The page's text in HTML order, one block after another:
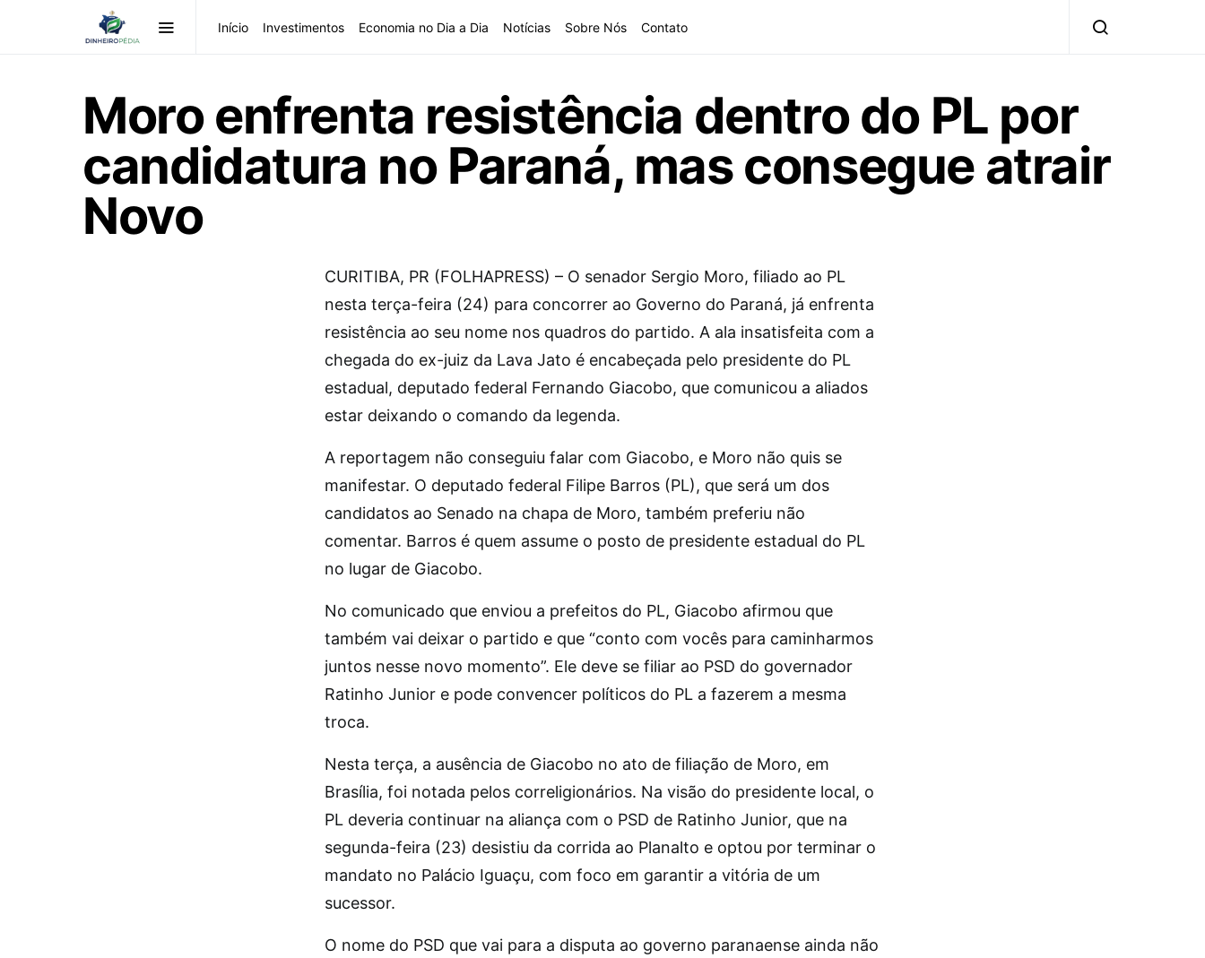
Início Investimentos Economia no Dia a Dia Notícias Sobre Nós Contato
Moro enfrenta resistência dentro do PL por
candidatura no Paraná, mas consegue atrair
Novo
CURITIBA, PR (FOLHAPRESS) – O senador Sergio Moro, filiado ao PL
nesta terça-feira (24) para concorrer ao Governo do Paraná, já enfrenta
resistência ao seu nome nos quadros do partido. A ala insatisfeita com a
chegada do ex-juiz da Lava Jato é encabeçada pelo presidente do PL
estadual, deputado federal Fernando Giacobo, que comunicou a aliados
estar deixando o comando da legenda.
A reportagem não conseguiu falar com Giacobo, e Moro não quis se
manifestar. O deputado federal Filipe Barros (PL), que será um dos
candidatos ao Senado na chapa de Moro, também preferiu não
comentar. Barros é quem assume o posto de presidente estadual do PL
no lugar de Giacobo.
No comunicado que enviou a prefeitos do PL, Giacobo afirmou que
também vai deixar o partido e que “conto com vocês para caminharmos
juntos nesse novo momento”. Ele deve se filiar ao PSD do governador
Ratinho Junior e pode convencer políticos do PL a fazerem a mesma
troca.
Nesta terça, a ausência de Giacobo no ato de filiação de Moro, em
Brasília, foi notada pelos correligionários. Na visão do presidente local, o
PL deveria continuar na aliança com o PSD de Ratinho Junior, que na
segunda-feira (23) desistiu da corrida ao Planalto e optou por terminar o
mandato no Palácio Iguaçu, com foco em garantir a vitória de um
sucessor.
O nome do PSD que vai para a disputa ao governo paranaense ainda não